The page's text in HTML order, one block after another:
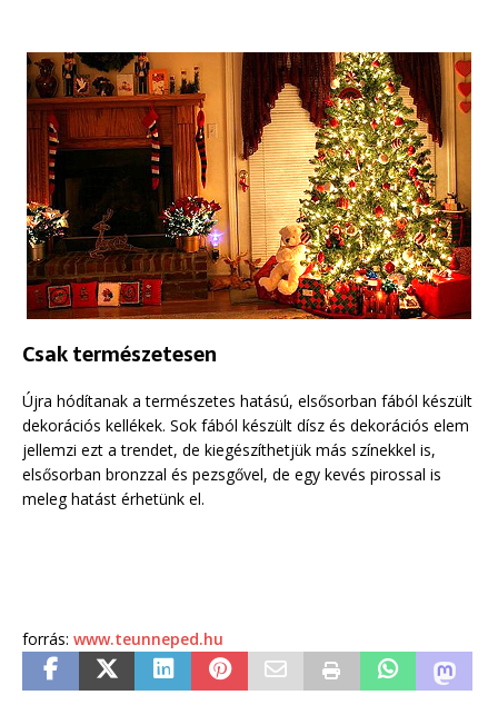
Csak természetesen
Újra hódítanak a természetes hatású, elsősorban fából készült
dekorációs kellékek. Sok fából készült dísz és dekorációs elem
jellemzi ezt a trendet, de kiegészíthetjük más színekkel is,
elsősorban bronzzal és pezsgővel, de egy kevés pirossal is
meleg hatást érhetünk el.
forrás: www.teunneped.hu